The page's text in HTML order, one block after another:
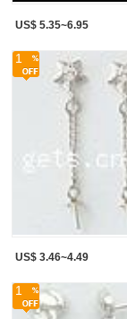
US$ 5.35~6.95
1
US$ 3.46~4.49
1